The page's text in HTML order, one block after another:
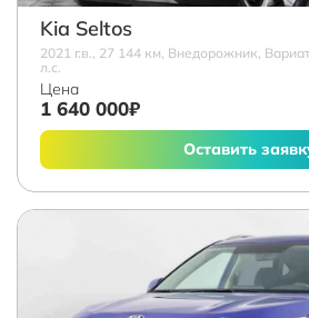
Kia Seltos
2021 г.в., 27 144 км, Внедорожник,
л.с.
Цена
1 640 000₽
Оставить